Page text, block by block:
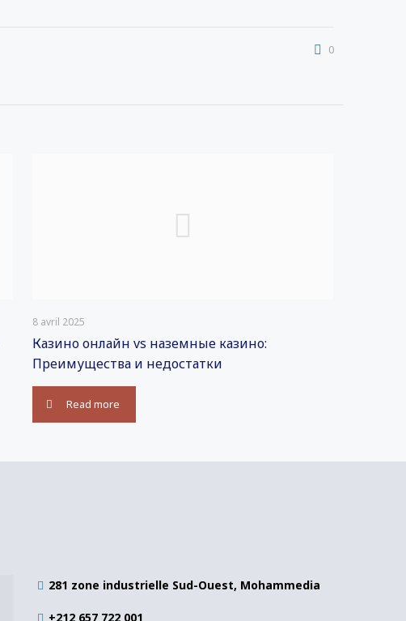
0
8 avril 2025
Казино онлайн vs наземные казино:
Преимущества и недостатки
Read more
281 zone industrielle Sud-Ouest, Mohammedia
+212 657 722 001